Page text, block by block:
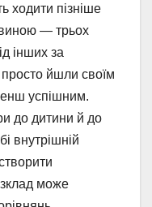
ходити пізніше
— трьох
інших за
йшли своїм
успішним.
до дитини й до
внутрішній
може